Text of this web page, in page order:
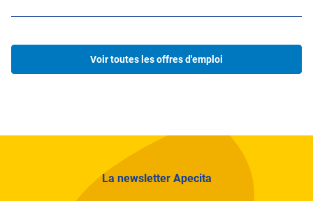
Voir toutes les offres d'emploi
La newsletter Apecita